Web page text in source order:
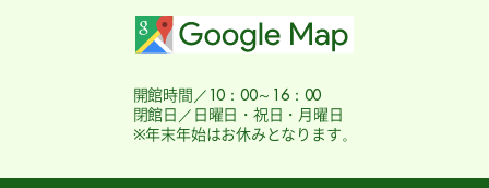
開館時間／10：00～16：00
閉館日／日曜日・祝日・月曜日
※年末年始はお休みとなります。